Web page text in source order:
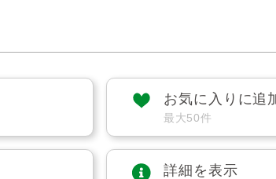
お気に入りに追
最大50件
詳細を表示